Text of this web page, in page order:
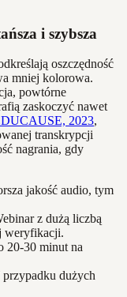
i szybsza
oszczędność
mniej kolorowa.
powtórne
zaskoczyć nawet
2023,
transkrypcji
nagrania, gdy
jakość audio, tym
z dużą liczbą
weryfikacji.
20-30 minut na
dużych